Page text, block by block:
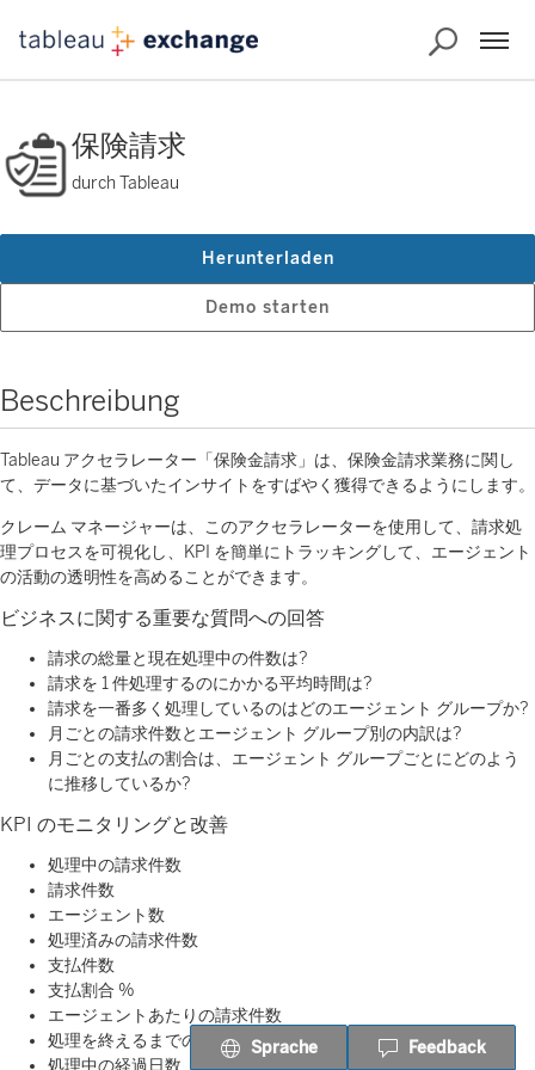
保険請求
durch Tableau
Demo starten
Herunterladen
Beschreibung
Tableau アクセラレーター「保険金請求」は、保険金請求業務に関し
て、データに基づいたインサイトをすばやく獲得できるようにします。
クレーム マネージャーは、このアクセラレーターを使用して、請求処
理プロセスを可視化し、KPI を簡単にトラッキングして、エージェント
の活動の透明性を高めることができます。
ビジネスに関する重要な質問への回答
請求の総量と現在処理中の件数は?
請求を 1 件処理するのにかかる平均時間は?
請求を一番多く処理しているのはどのエージェント グループか?
月ごとの請求件数とエージェント グループ別の内訳は?
月ごとの支払の割合は、エージェント グループごとにどのよう
に推移しているか?
KPI のモニタリングと改善
処理中の請求件数
請求件数
エージェント数
処理済みの請求件数
支払件数
支払割合 %
エージェントあたりの請求件数
処理を終えるまでの平均日数
処理中の経過日数
Sprache Feedback